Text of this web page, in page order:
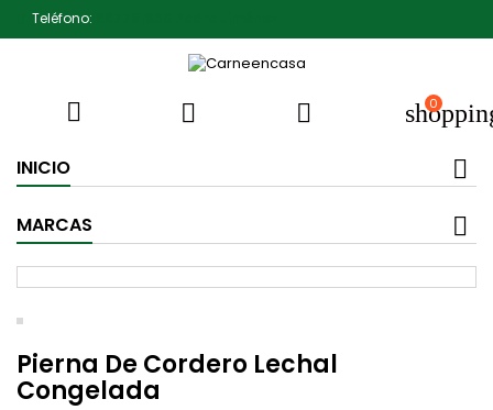
Teléfono:
   0
INICIO
MARCAS
Pierna De Cordero Lechal
Congelada